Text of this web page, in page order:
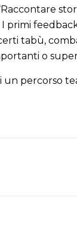
primi
tabù,
o
percorso